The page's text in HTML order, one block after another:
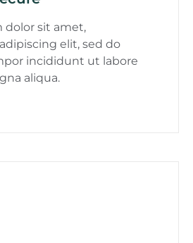
dolor sit amet,
elit, sed do
incididunt ut labore
aliqua.